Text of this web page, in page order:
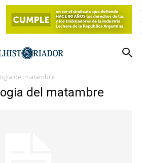
del matambre
del matambre